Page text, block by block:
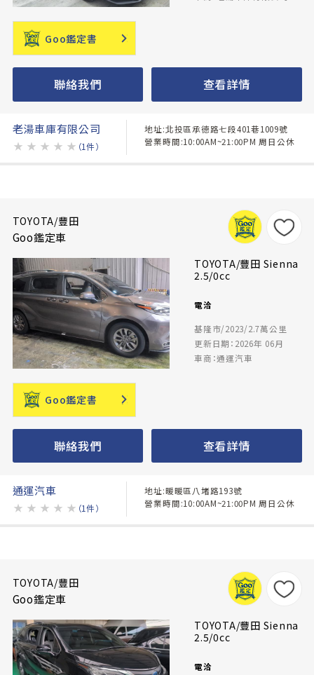
Goo鑑定書
聯絡我們 查看詳情
老湯車庫有限公司
★ ★ ★ ★ ★ （1件）
地址:北投區承德路七段401巷1009號
營業時間:10:00AM~21:00PM 周日公休
TOYOTA/豐田
Goo鑑定車
TOYOTA/豐田 Sienna
2.5/0cc
電洽
基隆市/2023/2.7萬公里
更新日期：2026年 06月
車商：通運汽車
Goo鑑定書
聯絡我們 查看詳情
通運汽車
★ ★ ★ ★ ★ （1件）
地址:暖暖區八堵路193號
營業時間:10:00AM~21:00PM 周日公休
TOYOTA/豐田
Goo鑑定車
TOYOTA/豐田 Sienna
2.5/0cc
電洽